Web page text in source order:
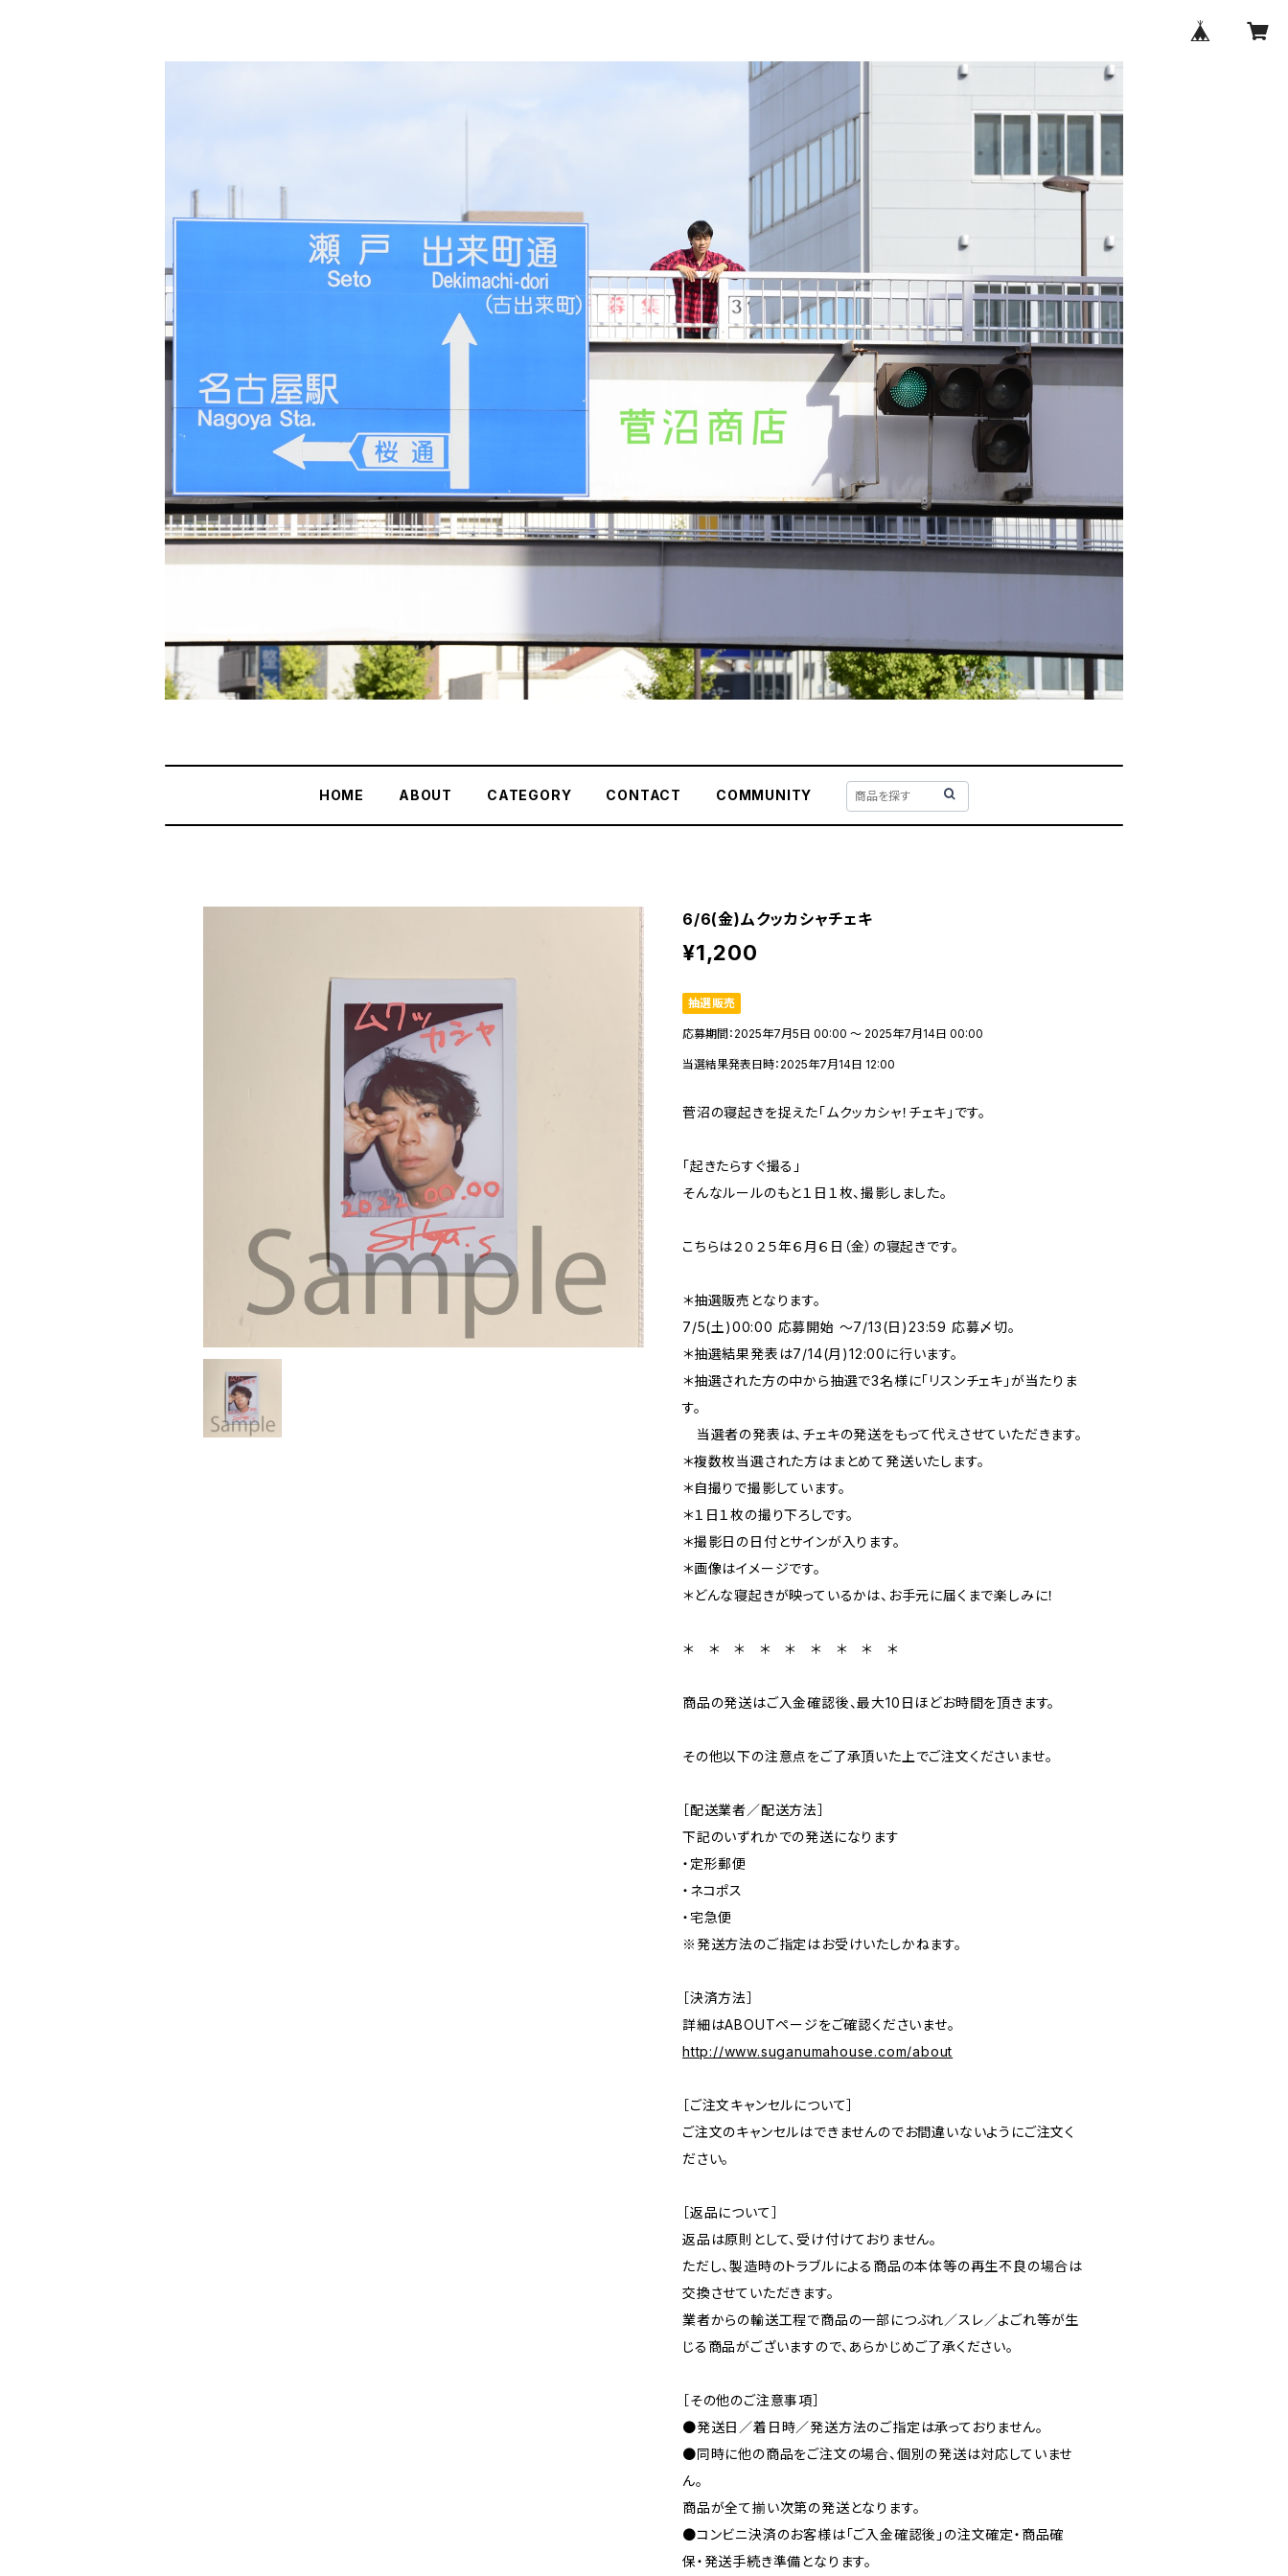
HOME ABOUT CATEGORY CONTACT COMMUNITY
6/6(金)ムクッカシャチェキ
¥1,200
抽選販売
応募期間：2025年7月5日 00:00 〜 2025年7月14日 00:00
当選結果発表日時：2025年7月14日 12:00
菅沼の寝起きを捉えた「ムクッカシャ！チェキ」です。
「起きたらすぐ撮る」
そんなルールのもと１日１枚、撮影しました。
こちらは２０２５年６月６日（金）の寝起きです。
＊抽選販売となります。
7/5(土)00:00 応募開始 〜7/13(日)23:59 応募〆切。
＊抽選結果発表は7/14(月)12:00に行います。
＊抽選された方の中から抽選で3名様に「リスンチェキ」が当たりま
す。
当選者の発表は、チェキの発送をもって代えさせていただきます。
＊複数枚当選された方はまとめて発送いたします。
＊自撮りで撮影しています。
＊１日１枚の撮り下ろしです。
＊撮影日の日付とサインが入ります。
＊画像はイメージです。
＊どんな寝起きが映っているかは、お手元に届くまで楽しみに！
＊ ＊ ＊ ＊ ＊ ＊ ＊ ＊ ＊
商品の発送はご入金確認後、最大10日ほどお時間を頂きます。
その他以下の注意点をご了承頂いた上でご注文くださいませ。
［配送業者／配送方法］
下記のいずれかでの発送になります
・定形郵便
・ネコポス
・宅急便
※発送方法のご指定はお受けいたしかねます。
［決済方法］
詳細はABOUTページをご確認くださいませ。
http://www.suganumahouse.com/about
［ご注文キャンセルについて］
ご注文のキャンセルはできませんのでお間違いないようにご注文く
ださい。
［返品について］
返品は原則として、受け付けておりません。
ただし、製造時のトラブルによる商品の本体等の再生不良の場合は
交換させていただきます。
業者からの輸送工程で商品の一部につぶれ／スレ／よごれ等が生
じる商品がございますので、あらかじめご了承ください。
［その他のご注意事項］
●発送日／着日時／発送方法のご指定は承っておりません。
●同時に他の商品をご注文の場合、個別の発送は対応していませ
ん。
商品が全て揃い次第の発送となります。
●コンビニ決済のお客様は「ご入金確認後」の注文確定・商品確
保・発送手続き準備となります。